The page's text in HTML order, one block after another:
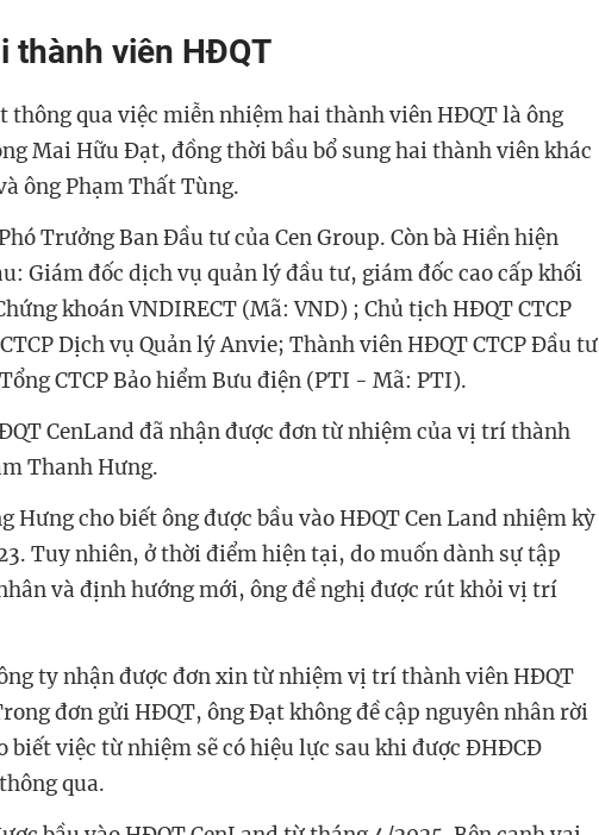
thành viên HĐQT
thông qua việc miễn nhiệm hai thành viên HĐQT là ông
Mai Hữu Đạt, đồng thời bầu bổ sung hai thành viên khác
ông Phạm Thất Tùng.
Trưởng Ban Đầu tư của Cen Group. Còn bà Hiền hiện
Giám đốc dịch vụ quản lý đầu tư, giám đốc cao cấp khối
khoán VNDIRECT (Mã: VND) ; Chủ tịch HĐQT CTCP
Dịch vụ Quản lý Anvie; Thành viên HĐQT CTCP Đầu tư
CTCP Bảo hiểm Bưu điện (PTI - Mã: PTI).
CenLand đã nhận được đơn từ nhiệm của vị trí thành
Thanh Hưng.
Hưng cho biết ông được bầu vào HĐQT Cen Land nhiệm kỳ
Tuy nhiên, ở thời điểm hiện tại, do muốn dành sự tập
và định hướng mới, ông đề nghị được rút khỏi vị trí
ty nhận được đơn xin từ nhiệm vị trí thành viên HĐQT
đơn gửi HĐQT, ông Đạt không đề cập nguyên nhân rời
biết việc từ nhiệm sẽ có hiệu lực sau khi được ĐHĐCĐ
qua.